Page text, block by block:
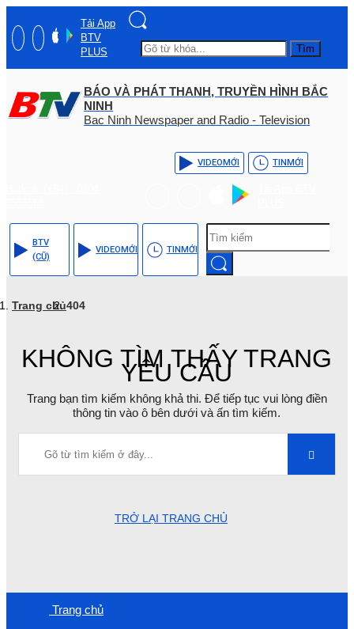
Tải App
BTV
PLUS
Tìm
BÁO VÀ PHÁT THANH, TRUYỀN HÌNH BẮC
NINH
Bac Ninh Newspaper and Radio - Television
VIDEOMỚI TINMỚI
BTV
(CŨ)
VIDEOMỚI TINMỚI
Trang chủ404
KHÔNG TÌM THẤY TRANG
YÊU CẦU
Trang bạn tìm kiếm không khả thi. Để tiếp tục vui lòng điền
thông tin vào ô bên dưới và ấn tìm kiếm.
TRỞ LẠI TRANG CHỦ
Trang chủ